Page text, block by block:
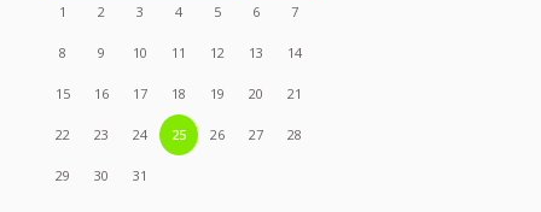
1 2 3 4 5 6 7
8 9 10 11 12 13 14
15 16 17 18 19 20 21
22 23 24 25 26 27 28
29 30 31